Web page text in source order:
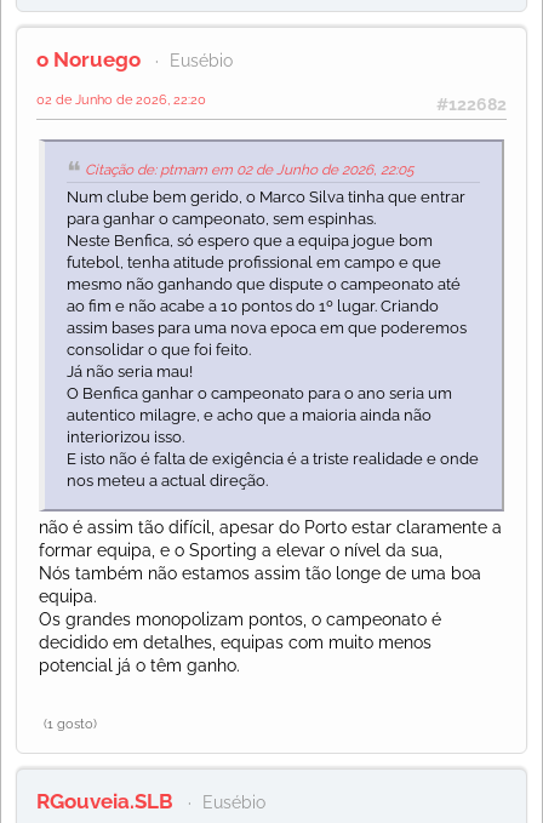
o Noruego Eusébio
#122682
02 de Junho de 2026, 22:20
Citação de: ptmam em 02 de Junho de 2026, 22:05
Num clube bem gerido, o Marco Silva tinha que entrar
para ganhar o campeonato, sem espinhas.
Neste Benfica, só espero que a equipa jogue bom
futebol, tenha atitude profissional em campo e que
mesmo não ganhando que dispute o campeonato até
ao fim e não acabe a 10 pontos do 1º lugar. Criando
assim bases para uma nova epoca em que poderemos
consolidar o que foi feito.
Já não seria mau!
O Benfica ganhar o campeonato para o ano seria um
autentico milagre, e acho que a maioria ainda não
interiorizou isso.
E isto não é falta de exigência é a triste realidade e onde
nos meteu a actual direção.
não é assim tão difícil, apesar do Porto estar claramente a
formar equipa, e o Sporting a elevar o nível da sua,
Nós também não estamos assim tão longe de uma boa
equipa.
Os grandes monopolizam pontos, o campeonato é
decidido em detalhes, equipas com muito menos
potencial já o têm ganho.
(1 gosto)
RGouveia.SLB Eusébio